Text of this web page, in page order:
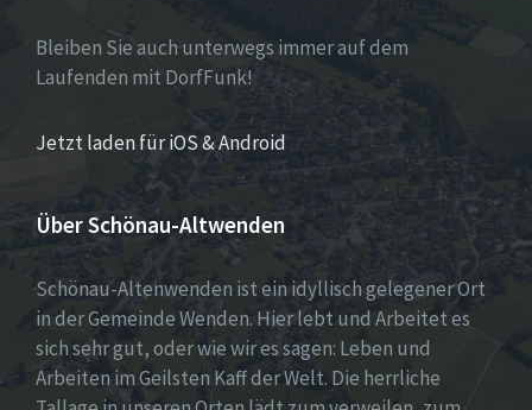
Bleiben Sie auch unterwegs immer auf dem
Laufenden mit DorfFunk!
Jetzt laden für iOS & Android
Über Schönau-Altwenden
Schönau-Altenwenden ist ein idyllisch gelegener Ort
in der Gemeinde Wenden. Hier lebt und Arbeitet es
sich sehr gut, oder wie wir es sagen: Leben und
Arbeiten im Geilsten Kaff der Welt. Die herrliche